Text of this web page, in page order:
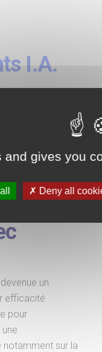
I.A.
l'I.A. -
et
un
efficacité
pour
sur la
gives you
Deny all